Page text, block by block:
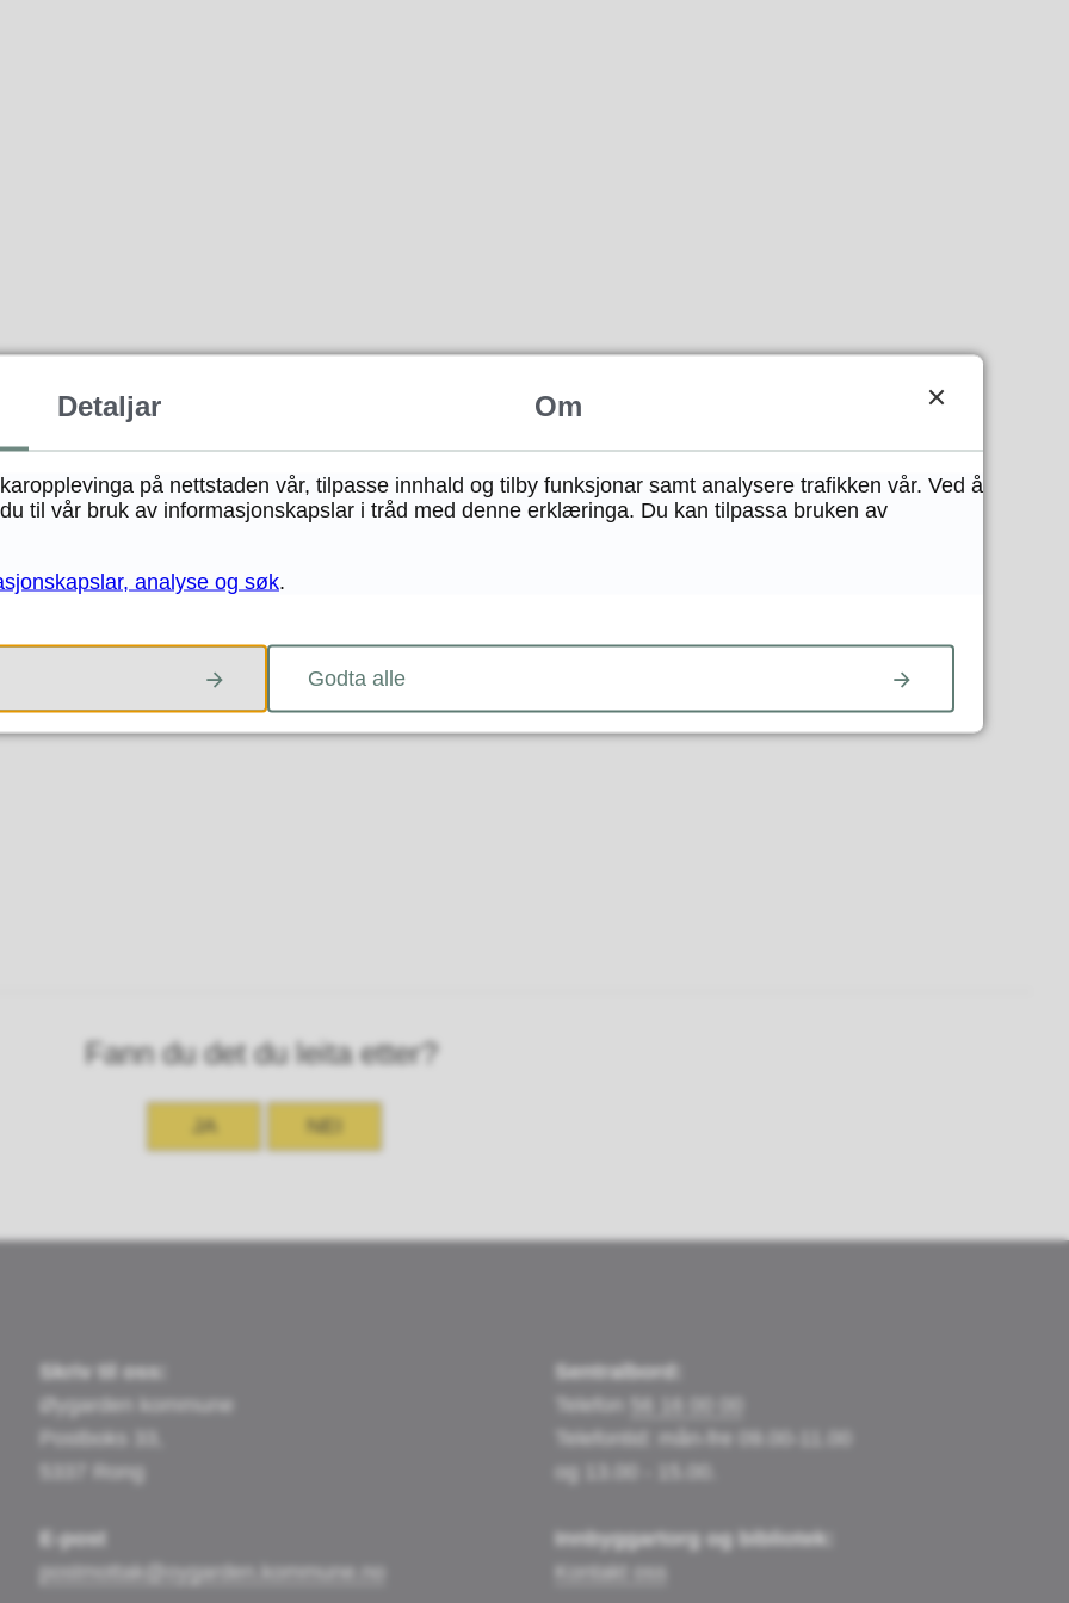
Fann du det du leita etter?
JA NEI
Skriv til oss:
Øygarden kommune
Postboks 33,
5337 Rong
E-post
postmottak@oygarden.kommune.no
Sentralbord:
Telefon
56 16 00 00
Telefontid: mån-fre 09.00-11.00
og 13.00 - 15.00.
Innbyggartorg og bibliotek:
Kontakt oss
Detaljar Om
på nettstaden vår, tilpasse innhald og tilby funksjonar samt analysere trafikken vår. Ved å
til vår bruk av informasjonskapslar i tråd med denne erklæringa. Du kan tilpassa bruken av
analyse og søk.
Godta alle